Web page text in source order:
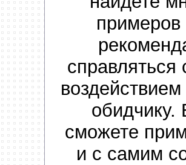
обидчику.
сможете
и с самим